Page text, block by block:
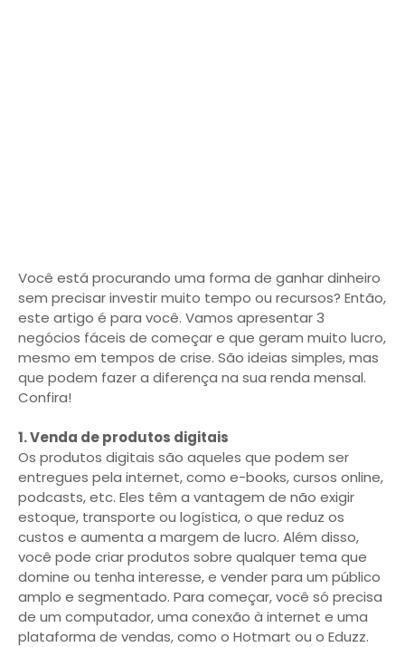
Você está procurando uma forma de ganhar dinheiro
sem precisar investir muito tempo ou recursos? Então,
este artigo é para você. Vamos apresentar 3
negócios fáceis de começar e que geram muito lucro,
mesmo em tempos de crise. São ideias simples, mas
que podem fazer a diferença na sua renda mensal.
Confira!
1. Venda de produtos digitais
Os produtos digitais são aqueles que podem ser
entregues pela internet, como e-books, cursos online,
podcasts, etc. Eles têm a vantagem de não exigir
estoque, transporte ou logística, o que reduz os
custos e aumenta a margem de lucro. Além disso,
você pode criar produtos sobre qualquer tema que
domine ou tenha interesse, e vender para um público
amplo e segmentado. Para começar, você só precisa
de um computador, uma conexão à internet e uma
plataforma de vendas, como o Hotmart ou o Eduzz.